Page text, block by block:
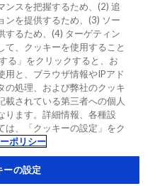
利尿ペプチド前
ト（NT-
リング
るNT-proBNP値
ンスを把握するため、(2) 追
ンを提供するため、(3) ソー
するため、(4) ターゲティン
て、クッキーを使用すること
る」をクリックすると、お
用と、ブラウザ情報やIPアド
の処理、および弊社のクッキ
載されている第三者への個人
ります。詳細情報、各種設
は、「クッキーの設定」をク
ポリシー
ーの設定